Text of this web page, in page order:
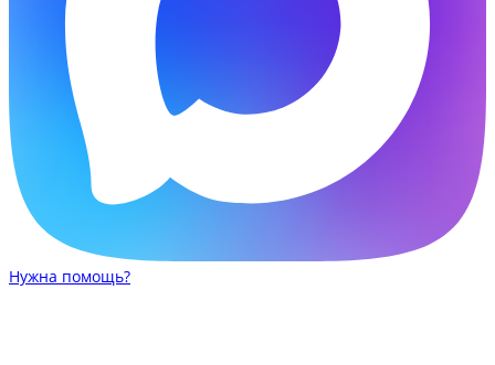
Нужна помощь?